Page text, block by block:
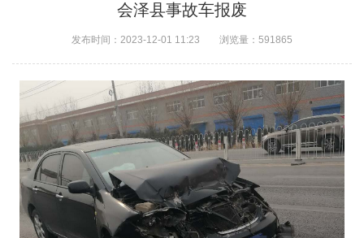
会泽县事故车报废
发布时间： 2023-12-01 11:23 浏览量： 591865